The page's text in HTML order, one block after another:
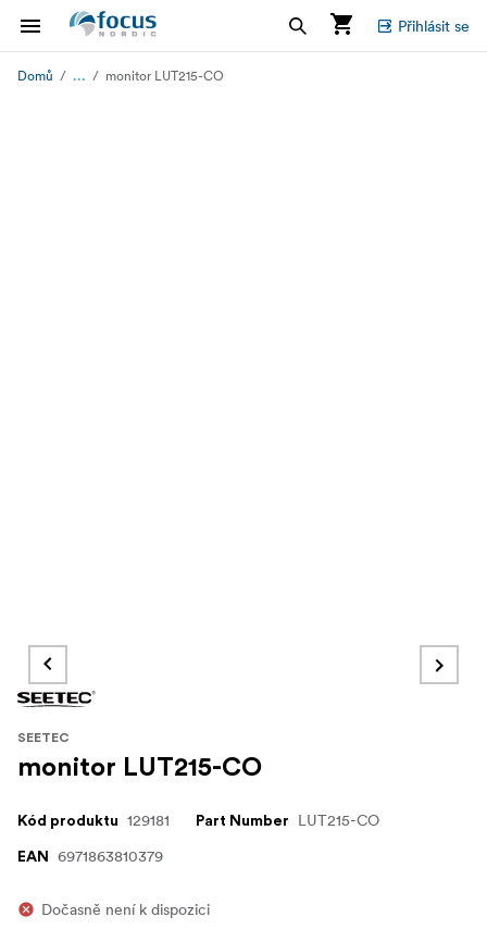
Přihlásit se
Domů ... monitor LUT215-CO
SEETEC
monitor LUT215-CO
Kód produktu 129181 Part Number LUT215-CO
EAN 6971863810379
Dočasně není k dispozici